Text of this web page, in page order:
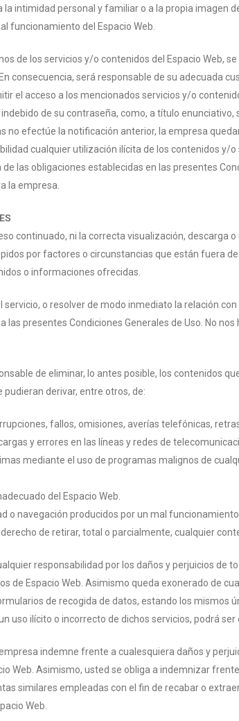
la intimidad personal y familiar o a la propia imagen
funcionamiento del Espacio Web.
de los servicios y/o contenidos del Espacio Web,
consecuencia, será responsable de su adecuada
el acceso a los mencionados servicios y/o
de su contraseña, como, a título
no efectúe la notificación anterior, la empresa
cualquier utilización ilícita de los contenidos y/
las obligaciones establecidas en las presentes
la empresa.
continuado, ni la correcta visualización,
por factores o circunstancias que están fuera
o informaciones ofrecidas.
o resolver de modo inmediato la relación
las presentes Condiciones Generales de Uso. No
de eliminar, lo antes posible, los contenidos
pudieran derivar, entre otros, de:
fallos, omisiones, averías telefónicas,
y errores en las líneas y redes de
mediante el uso de programas malignos de
del Espacio Web.
o navegación producidos por un mal
de retirar, total o parcialmente, cualquier
responsabilidad por los daños y perjuicios de
de Espacio Web. Asimismo queda exonerado de
de recogida de datos, estando los mismos
uso ilícito o incorrecto de dichos servicios, podrá
indemne frente a cualesquiera daños y
Web. Asimismo, usted se obliga a indemnizar
similares empleadas con el fin de recabar o
Web.